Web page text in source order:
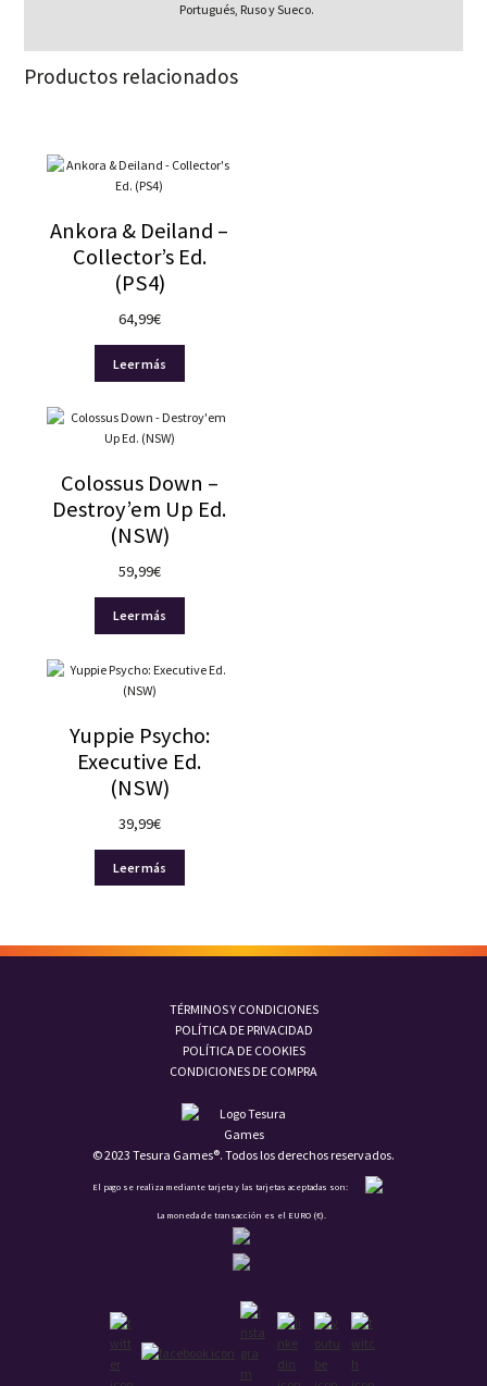
Portugués, Ruso y Sueco.
Productos relacionados
Ankora & Deiland –
Collector’s Ed.
(PS4)
64,99€
Leer más
Colossus Down –
Destroy’em Up Ed.
(NSW)
59,99€
Leer más
Yuppie Psycho:
Executive Ed.
(NSW)
39,99€
Leer más
TÉRMINOS Y CONDICIONES
POLÍTICA DE PRIVACIDAD
POLÍTICA DE COOKIES
CONDICIONES DE COMPRA
© 2023 Tesura Games®. Todos los derechos reservados.
El pago se realiza mediante tarjeta y las tarjetas aceptadas son:
La moneda de transacción es el EURO (€).